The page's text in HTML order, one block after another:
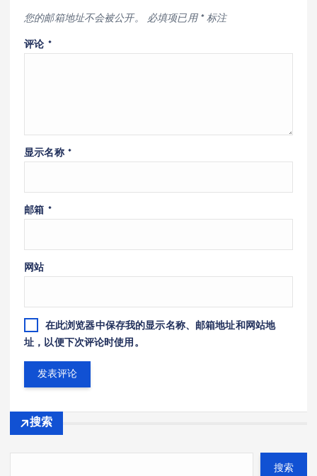
您的邮箱地址不会被公开。 必填项已用 *标注
评论 *
显示名称 *
邮箱 *
网站
在此浏览器中保存我的显示名称、邮箱地址和网站地
址，以便下次评论时使用。
搜索
搜索